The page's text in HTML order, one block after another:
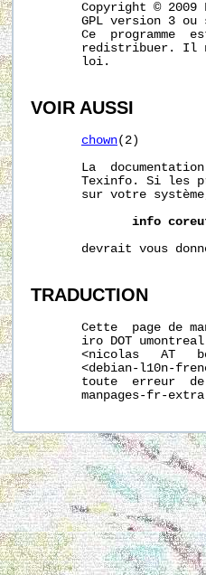
Copyright © 2009
GPL version 3 ou
Ce  programme
redistribuer. Il
       loi.
VOIR AUSSI
chown(2)
La
Texinfo. Si les
sur votre
info
devrait vous
TRADUCTION
Cette  page de
iro DOT
<nicolas   AT
<debian-l10n-
toute  erreur